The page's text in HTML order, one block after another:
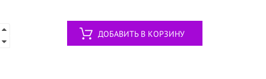
ДОБАВИТЬ В КОРЗИНУ